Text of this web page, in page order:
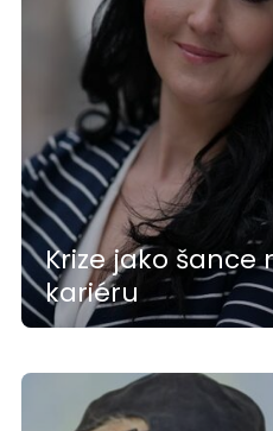
Krize jako šance
kariéru